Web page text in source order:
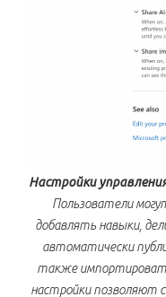
Настройки
Пользователи
добавлять навыки,
автоматически
также
настройки позволяют